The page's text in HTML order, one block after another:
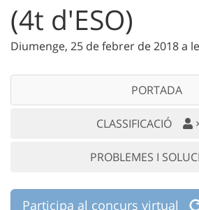
(4t d'ESO)
Diumenge, 25 de febrer de 2018 a
PORTADA
CLASSIFICACIÓ
PROBLEMES I